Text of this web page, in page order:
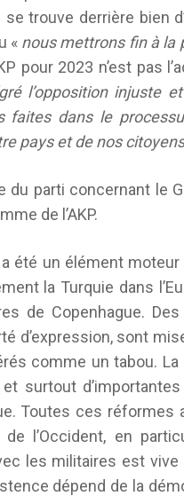
trouve derrière bien
« nous mettrons fin à la
pour 2023 n’est pas
l’opposition injuste
faites dans le
pays et de nos
du parti concernant le
de l’AKP.
a été un élément
la Turquie dans
de Copenhague.
d’expression, sont
comme un tabou.
surtout
Toutes ces réformes
l’Occident, en
les militaires est vive
dépend de la